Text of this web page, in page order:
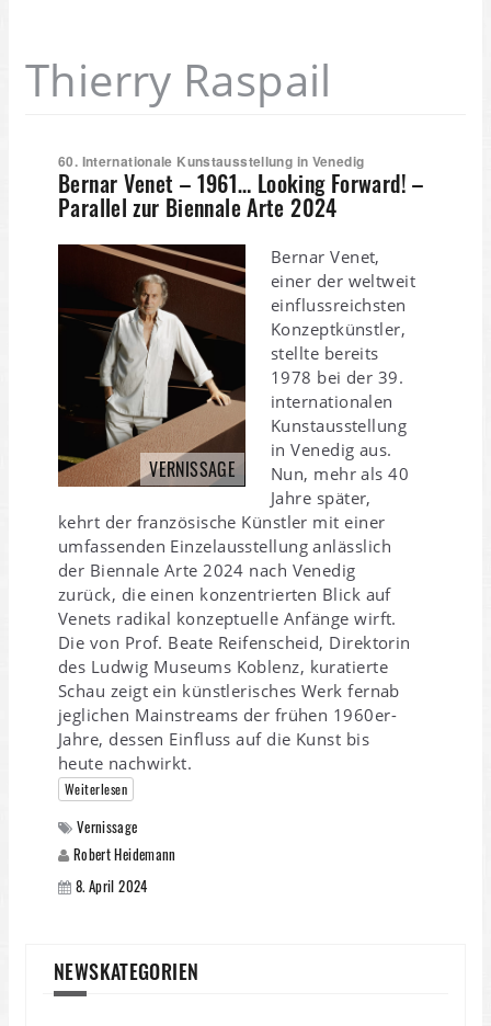
Thierry Raspail
60. Internationale Kunstausstellung in Venedig
Bernar Venet – 1961… Looking Forward! –
Parallel zur Biennale Arte 2024
VERNISSAGE
Bernar Venet,
einer der weltweit
einflussreichsten
Konzeptkünstler,
stellte bereits
1978 bei der 39.
internationalen
Kunstausstellung
in Venedig aus.
Nun, mehr als 40
Jahre später,
kehrt der französische Künstler mit einer
umfassenden Einzelausstellung anlässlich
der Biennale Arte 2024 nach Venedig
zurück, die einen konzentrierten Blick auf
Venets radikal konzeptuelle Anfänge wirft.
Die von Prof. Beate Reifenscheid, Direktorin
des Ludwig Museums Koblenz, kuratierte
Schau zeigt ein künstlerisches Werk fernab
jeglichen Mainstreams der frühen 1960er-
Jahre, dessen Einfluss auf die Kunst bis
heute nachwirkt.
Weiterlesen
Vernissage
Robert Heidemann
8. April 2024
NEWSKATEGORIEN